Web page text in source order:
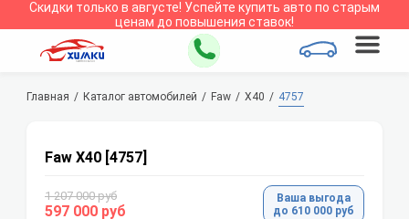
Скидки только в августе! Успейте купить авто по старым
ценам до повышения ставок!
Главная Каталог автомобилей Faw X40 4757
Faw X40 [4757]
1 207 000 руб
597 000 руб
Ваша выгода
до 610 000 руб